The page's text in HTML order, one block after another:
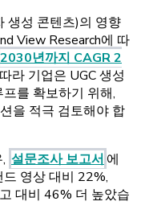
생성 콘텐츠)의 영향
View Research에 따
2030년까지 CAGR 2
라 기업은 UGC 생성
를 확보하기 위해,
을 적극 검토해야 합
설문조사 보고서 에
영상 대비 22%,
대비 46% 더 높았습